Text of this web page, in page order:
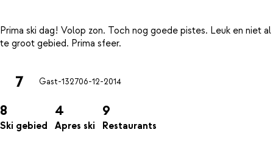
Prima ski dag! Volop zon. Toch nog goede pistes. Leuk en niet al
7 Gast-132706-12-2014
8
Ski gebied
4
Apres ski
9
Restaurants